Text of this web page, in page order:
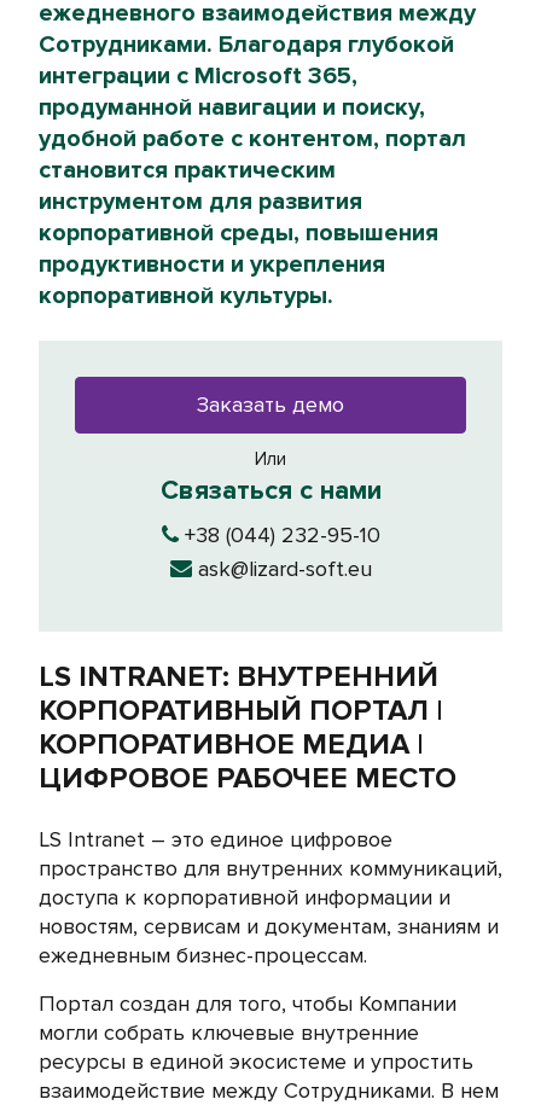
ежедневного взаимодействия между
Сотрудниками. Благодаря глубокой
интеграции с Microsoft 365,
продуманной навигации и поиску,
удобной работе с контентом, портал
становится практическим
инструментом для развития
корпоративной среды, повышения
продуктивности и укрепления
корпоративной культуры.
Заказать демо
Или
Связаться с нами
+38 (044) 232-95-10
ask@lizard-soft.eu
LS INTRANET: ВНУТРЕННИЙ
КОРПОРАТИВНЫЙ ПОРТАЛ |
КОРПОРАТИВНОЕ МЕДИА |
ЦИФРОВОЕ РАБОЧЕЕ МЕСТО
LS Intranet – это единое цифровое
пространство для внутренних коммуникаций,
доступа к корпоративной информации и
новостям, сервисам и документам, знаниям и
ежедневным бизнес-процессам.
Портал создан для того, чтобы Компании
могли собрать ключевые внутренние
ресурсы в единой экосистеме и упростить
взаимодействие между Сотрудниками. В нем